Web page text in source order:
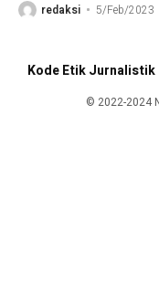
redaksi
5/Feb/2023
© 2022-2024
Kode Etik Jurnalistik